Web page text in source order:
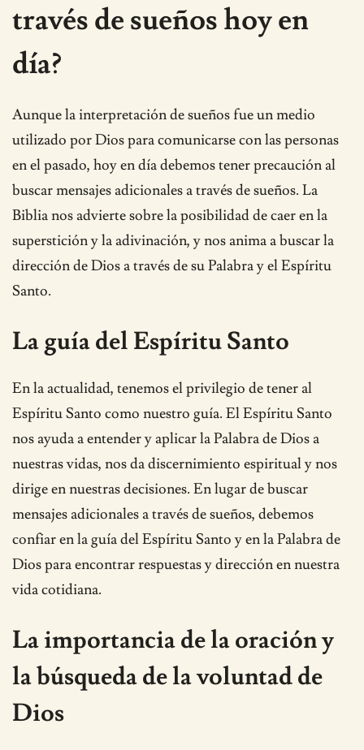
través de sueños hoy en
día?
Aunque la interpretación de sueños fue un medio
utilizado por Dios para comunicarse con las personas
en el pasado, hoy en día debemos tener precaución al
buscar mensajes adicionales a través de sueños. La
Biblia nos advierte sobre la posibilidad de caer en la
superstición y la adivinación, y nos anima a buscar la
dirección de Dios a través de su Palabra y el Espíritu
Santo.
La guía del Espíritu Santo
En la actualidad, tenemos el privilegio de tener al
Espíritu Santo como nuestro guía. El Espíritu Santo
nos ayuda a entender y aplicar la Palabra de Dios a
nuestras vidas, nos da discernimiento espiritual y nos
dirige en nuestras decisiones. En lugar de buscar
mensajes adicionales a través de sueños, debemos
confiar en la guía del Espíritu Santo y en la Palabra de
Dios para encontrar respuestas y dirección en nuestra
vida cotidiana.
La importancia de la oración y
la búsqueda de la voluntad de
Dios